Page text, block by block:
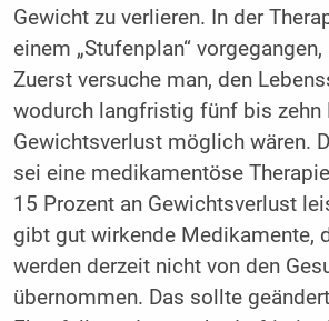
Gewicht zu verlieren. In der
einem „Stufenplan“ vorgegangen,
Zuerst versuche man, den
wodurch langfristig fünf bis zehn
Gewichtsverlust möglich wären.
sei eine medikamentöse
15 Prozent an Gewichtsverlust
gibt gut wirkende Medikamente,
werden derzeit nicht von den
übernommen. Das sollte